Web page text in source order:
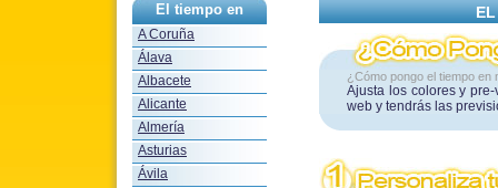
El tiempo en
A Coruña
Álava
Albacete
Alicante
Almería
Asturias
Ávila
EL
¿Cómo pongo el tiempo en
Ajusta los colores y
web y tendrás las